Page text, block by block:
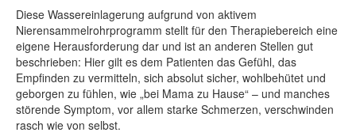
Diese Wassereinlagerung aufgrund von aktivem
Nierensammelrohrprogramm stellt für den Therapiebereich eine
eigene Herausforderung dar und ist an anderen Stellen gut
beschrieben: Hier gilt es dem Patienten das Gefühl, das
Empfinden zu vermitteln, sich absolut sicher, wohlbehütet und
geborgen zu fühlen, wie „bei Mama zu Hause“ – und manches
störende Symptom, vor allem starke Schmerzen, verschwinden
rasch wie von selbst.